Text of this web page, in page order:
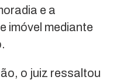
e a
imóvel mediante
o juiz ressaltou